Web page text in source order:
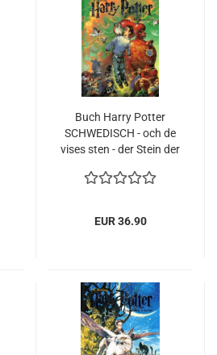
Buch Harry Potter
SCHWEDISCH - och de
vises sten - der Stein der
EUR 36.90